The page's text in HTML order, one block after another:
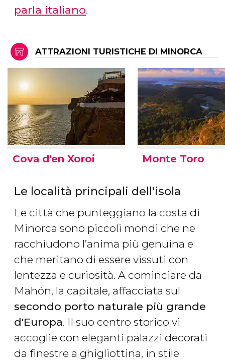
parla italiano.
ATTRAZIONI TURISTICHE DI MINORCA
Cova d'en Xoroi Monte Toro
Le località principali dell'isola
Le città che punteggiano la costa di
Minorca sono piccoli mondi che ne
racchiudono l’anima più genuina e
che meritano di essere vissuti con
lentezza e curiosità. A cominciare da
Mahón, la capitale, affacciata sul
secondo porto naturale più grande
d'Europa. Il suo centro storico vi
accoglie con eleganti palazzi decorati
da finestre a ghigliottina, in stile